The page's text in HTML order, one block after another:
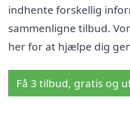
indhente forskellig
sammenligne tilbud.
her for at hjælpe dig
Få 3 tilbud, gratis og